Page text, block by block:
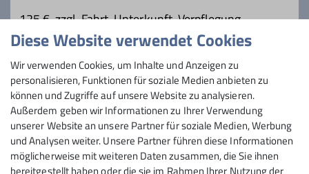
125 €, zzgl. Fahrt, Unterkunft, Verpflegung
Maximale Teilnehmeranzahl
5
Diese Website verwendet Cookies
Wir verwenden Cookies, um Inhalte und Anzeigen zu
personalisieren, Funktionen für soziale Medien anbieten zu
können und Zugriffe auf unsere Website zu analysieren.
Außerdem geben wir Informationen zu Ihrer Verwendung
unserer Website an unsere Partner für soziale Medien, Werbung
und Analysen weiter. Unsere Partner führen diese Informationen
möglicherweise mit weiteren Daten zusammen, die Sie ihnen